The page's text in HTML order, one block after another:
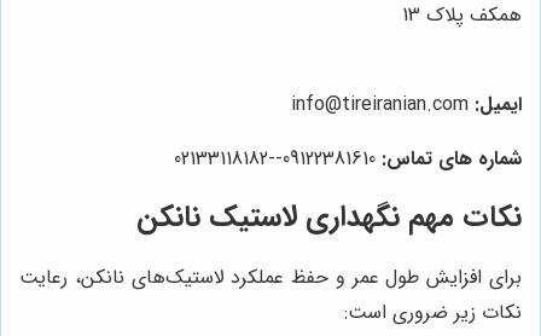
همکف پلاک 13
ایمیل: info@tireiranian.com
شماره های تماس:
نکات مهم نگهداری لاستیک نانکن
برای افزایش طول عمر و حفظ عملکرد لاستیک‌های نانکن، رعایت
نکات زیر ضروری است: